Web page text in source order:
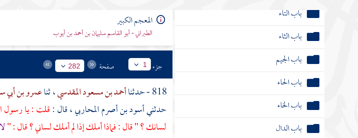
باب الجيم
باب الحاء
باب الخاء
باب الدال
باب الذال
باب الراء
المعجم الكبير
الطبراني - أبو القاسم سليمان بن أحمد بن أيوب
جزء 1 صفحة 282
818 - حدثنا أحمد بن مسعود المقدسي، ثناعمرو بن أبي
حدثنيأسود بن أصرم المحاربي، قال :قلت : يا رسول
لسانك ؟ " قال : فماذا أملك إذا لم أملك لساني ؟ قال : "